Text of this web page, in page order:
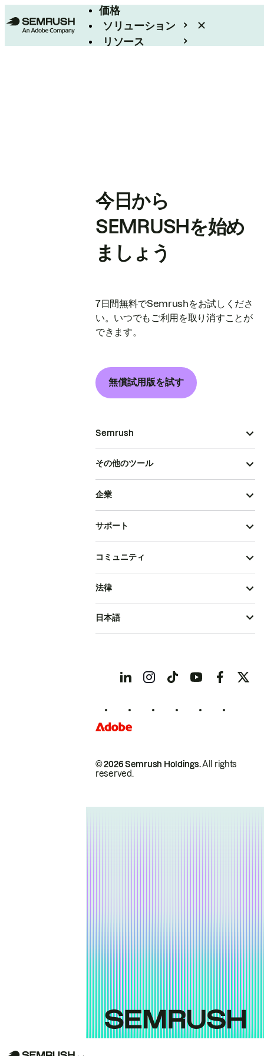
価格
ソリューション
リソース
今日から
SEMRUSHを始め
ましょう
7日間無料でSemrushをお試しくださ
い。いつでもご利用を取り消すことが
できます。
無償試用版を試す
Semrush
その他のツール
企業
サポート
コミュニティ
© 2026 Semrush Holdings.All rights
reserved.
法律
日本語